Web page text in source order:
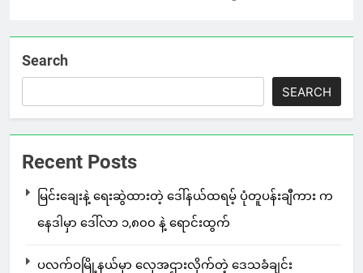
Search
SEARCH
Recent Posts
မြင်းချေးနဲ့ ရေးဆွဲထားတဲ့ ဒေါ်နယ်ထရမ့် ပုံတူပန်းချီကား က
နေဒါမှာ ဒေါ်လာ ၁,၈၀၀ နဲ့ ရောင်းထွက်
ပလက်ဝမြို့နယ်မှာ လှေအဌားလိုက်တဲ့ ဒေသခံချင်း